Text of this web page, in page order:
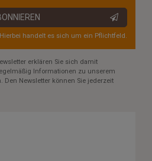
handelt es sich um ein Pflichtfeld.
erklären Sie sich damit
Informationen zu unserem
Den Newsletter können Sie jederzeit